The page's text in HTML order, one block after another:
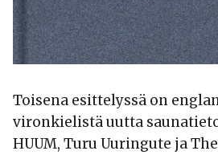
Toisena esittelyssä on
vironkielistä uutta
HUUM, Turu Uuringute ja